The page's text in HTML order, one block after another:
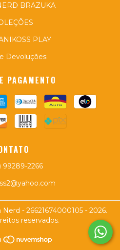
BRAZUKA
PLAY
Devoluções
PAGAMENTO
99289-2266
- 26621674000105 - 2026.
reservados.